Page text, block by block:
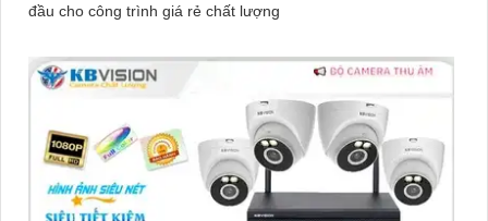
đầu cho công trình giá rẻ chất lượng